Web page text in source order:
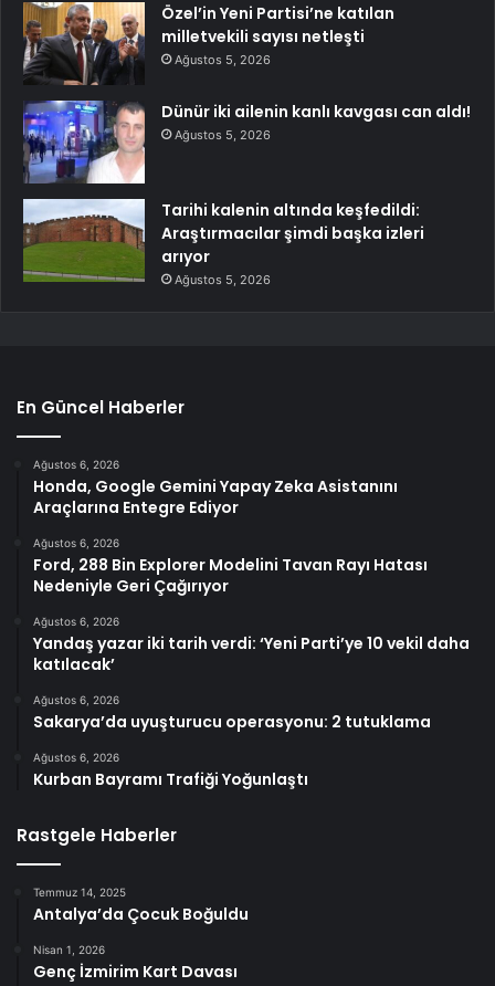
Özel’in Yeni Partisi’ne katılan
milletvekili sayısı netleşti
Ağustos 5, 2026
Dünür iki ailenin kanlı kavgası can aldı!
Ağustos 5, 2026
Tarihi kalenin altında keşfedildi:
Araştırmacılar şimdi başka izleri
arıyor
Ağustos 5, 2026
En Güncel Haberler
Ağustos 6, 2026
Honda, Google Gemini Yapay Zeka Asistanını
Araçlarına Entegre Ediyor
Ağustos 6, 2026
Ford, 288 Bin Explorer Modelini Tavan Rayı Hatası
Nedeniyle Geri Çağırıyor
Ağustos 6, 2026
Yandaş yazar iki tarih verdi: ‘Yeni Parti’ye 10 vekil daha
katılacak’
Ağustos 6, 2026
Sakarya’da uyuşturucu operasyonu: 2 tutuklama
Ağustos 6, 2026
Kurban Bayramı Trafiği Yoğunlaştı
Rastgele Haberler
Temmuz 14, 2025
Antalya’da Çocuk Boğuldu
Nisan 1, 2026
Genç İzmirim Kart Davası